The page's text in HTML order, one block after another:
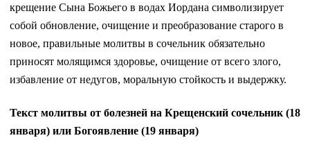
крещение Сына Божьего в водах Иордана символизирует
собой обновление, очищение и преобразование старого в
новое, правильные молитвы в сочельник обязательно
приносят молящимся здоровье, очищение от всего злого,
избавление от недугов, моральную стойкость и выдержку.
Текст молитвы от болезней на Крещенский сочельник (18
января) или Богоявление (19 января)